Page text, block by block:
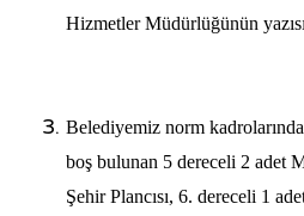
Hizmetler Müdürlüğünün
Belediyemiz norm
boş bulunan 5 dereceli 2 adet
Şehir Plancısı, 6. dereceli 1